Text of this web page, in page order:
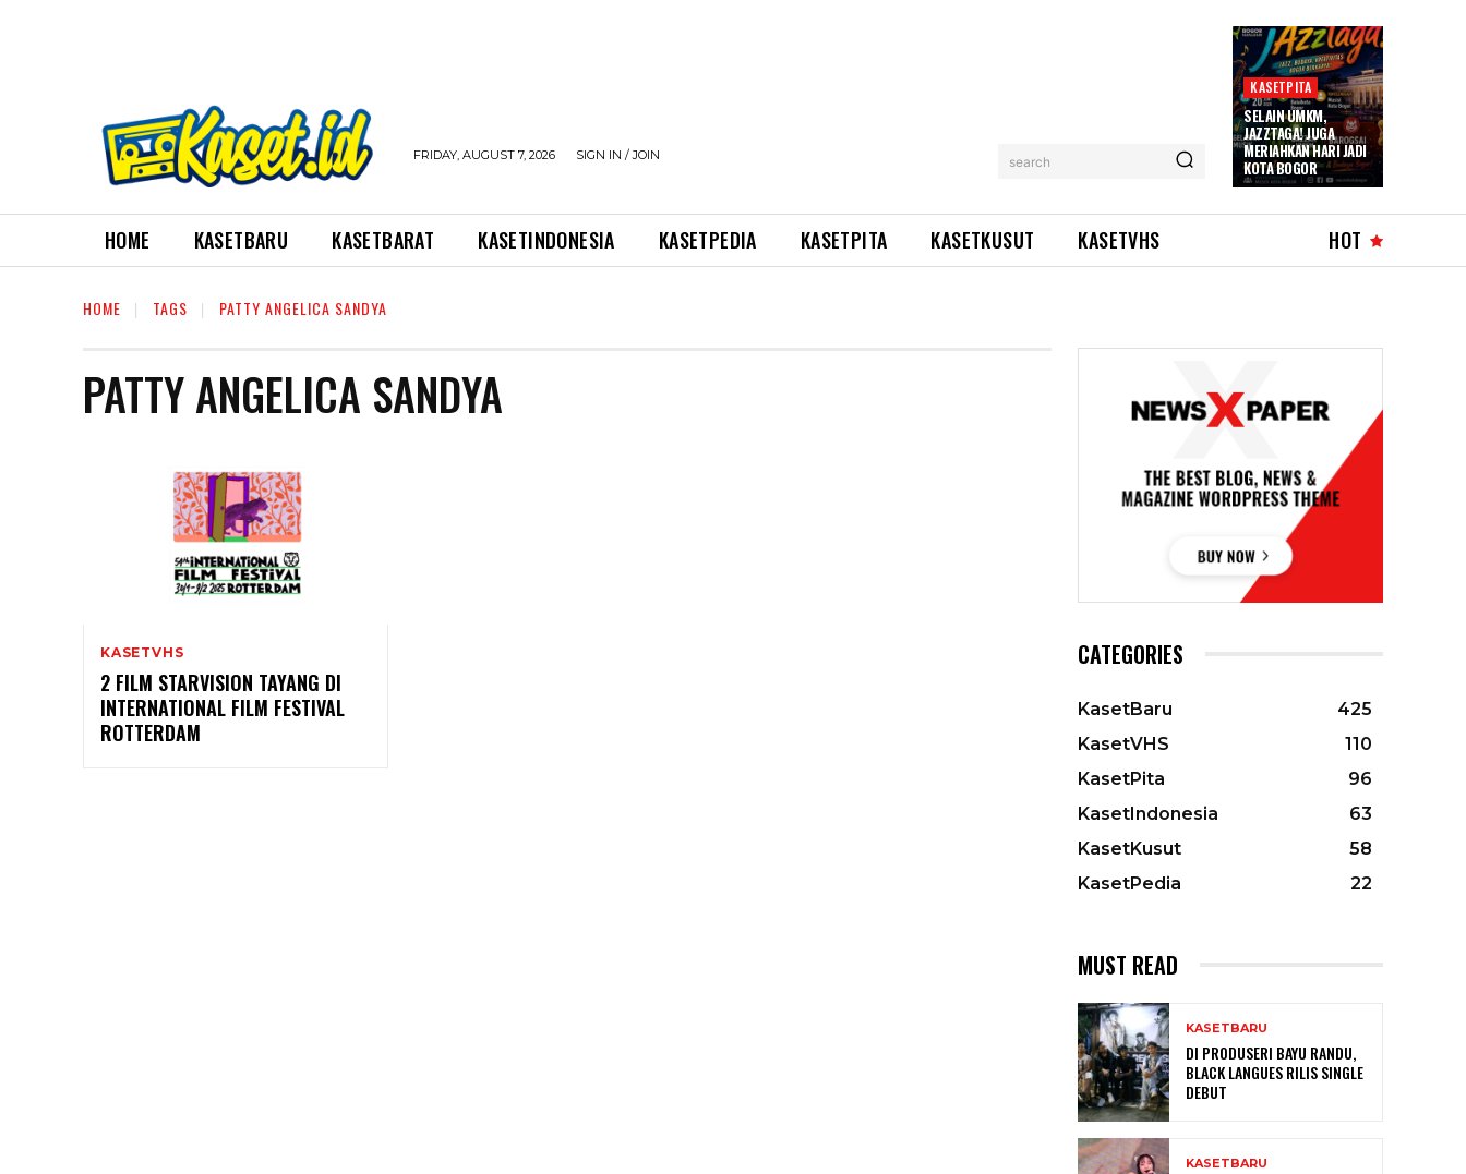
FRIDAY, AUGUST 7, 2026 SIGN IN / JOIN search
KASETPITA
SELAIN UMKM,
JAZZTAGA! JUGA
MERIAHKAN HARI JADI
KOTA BOGOR
HOME KASETBARU KASETBARAT KASETINDONESIA KASETPEDIA KASETPITA KASETKUSUT KASETVHS HOT
HOME TAGS PATTY ANGELICA SANDYA
PATTY ANGELICA SANDYA
KASETVHS
2 FILM STARVISION TAYANG DI
INTERNATIONAL FILM FESTIVAL
ROTTERDAM
CATEGORIES
KasetBaru
425
KasetVHS
110
KasetPita
96
KasetIndonesia
63
KasetKusut
58
KasetPedia
22
MUST READ
KASETBARU
DI PRODUSERI BAYU RANDU,
BLACK LANGUES RILIS SINGLE
DEBUT
KASETBARU